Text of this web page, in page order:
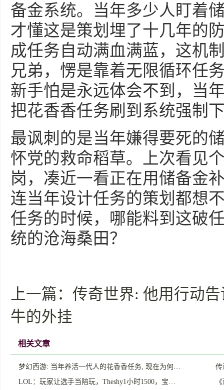
备金系统。当年多少人盯着
才懂这是策划埋了十几年的
成任务自动满血满蓝，这机
兄弟，愣是靠着无限循环任
新手怕是永远体会不到，当
把花香香任务刷到系统强制
最讽刺的是当年嫌得要死的
怀党的救命稻草。上次看见
岗，凑近一看正在用储备
连当年设计任务的策划都想
任务的时候，哪能料到这破
统的沧海桑田？
上一篇： 传奇世界: 他用行动
牛的外挂
相关文章
梦幻西游: 当年养活一代人的花香香任务, 现在为何…
传
LOL：玩家让选手当陪玩，Theshy1小时1500，宝…